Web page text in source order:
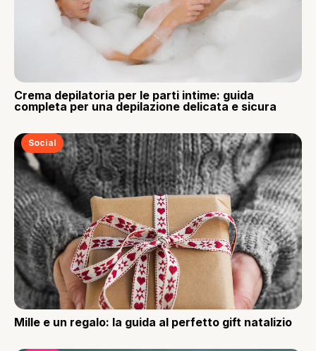
Crema depilatoria per le parti intime: guida
completa per una depilazione delicata e sicura
Social
Mille e un regalo: la guida al perfetto gift natalizio